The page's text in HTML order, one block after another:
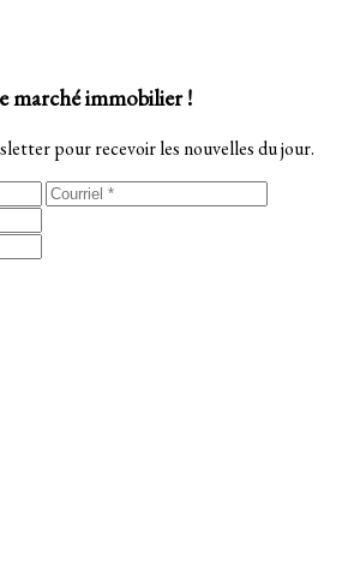
marché immobilier !
pour recevoir les nouvelles du jour.